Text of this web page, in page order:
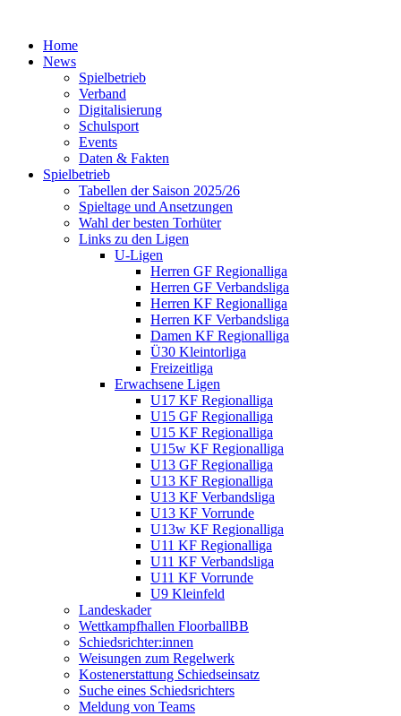
Home
News
Spielbetrieb
Verband
Digitalisierung
Schulsport
Events
Daten & Fakten
Spielbetrieb
Tabellen der Saison 2025/26
Spieltage und Ansetzungen
Wahl der besten Torhüter
Links zu den Ligen
U-Ligen
Herren GF Regionalliga
Herren GF Verbandsliga
Herren KF Regionalliga
Herren KF Verbandsliga
Damen KF Regionalliga
Ü30 Kleintorliga
Freizeitliga
Erwachsene Ligen
U17 KF Regionalliga
U15 GF Regionalliga
U15 KF Regionalliga
U15w KF Regionalliga
U13 GF Regionalliga
U13 KF Regionalliga
U13 KF Verbandsliga
U13 KF Vorrunde
U13w KF Regionalliga
U11 KF Regionalliga
U11 KF Verbandsliga
U11 KF Vorrunde
U9 Kleinfeld
Landeskader
Wettkampfhallen FloorballBB
Schiedsrichter:innen
Weisungen zum Regelwerk
Kostenerstattung Schiedseinsatz
Suche eines Schiedsrichters
Meldung von Teams